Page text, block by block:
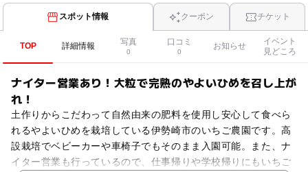
スポット情報 クーポン チケット
TOP 詳細情報 写真
0
口コミ
0
お知らせ
イベント
見どころ
ナイター営業あり！大粒で完熟のやよいひめを召し上が
れ！
土作りからこだわって自然由来の肥料を使用し安心して食べら
れるやよいひめを栽培している伊勢崎市のいちご農園です。高
設栽培でベビーカーや車椅子でもそのまま入園可能。また、ナ
イター営業も行っているので、仕事帰りや学校帰りにもいちご